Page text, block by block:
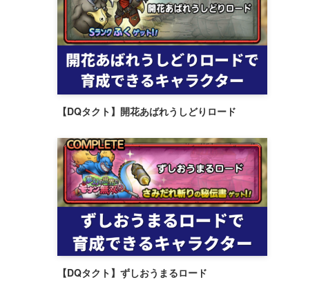
【DQタクト】開花あばれうしどりロード
【DQタクト】ずしおうまるロード